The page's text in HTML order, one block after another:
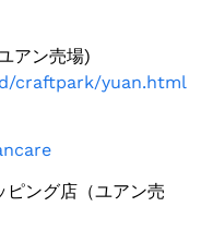
アン売場)
craftpark/yuan.html
ング店（ユアン売